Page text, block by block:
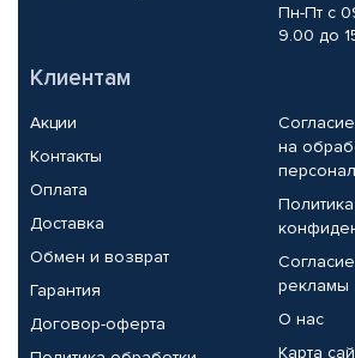
Пн-Пт с
9.00 до
Клиентам
Акции
Контакты
Оплата
Доставка
Обмен и возврат
Гарантия
Договор-оферта
на
Политика
рекламы
О нас
Карта